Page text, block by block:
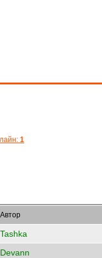
1
Автор
Tashka
Devann